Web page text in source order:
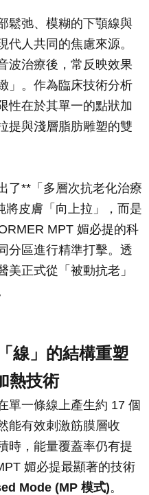
鬆弛、模糊的下顎線與
人共同的焦慮來源。
波治療後，常反映效果
」。作為臨床技術分析
性在於其單一的點狀加
提與淺層脂肪雕塑的雙
了**「多層次抗老化治療
將皮膚「向上拉」，而是
MPT 媚必提的科
分區進行精準打擊。透
正式從「被動抗老」
線」的結構重塑
熱技術
單一條線上產生約 17 個
能有效刺激筋膜層收
時，能量覆蓋率仍有提
媚必提最顯著的技術
Mode (MP 模式)。